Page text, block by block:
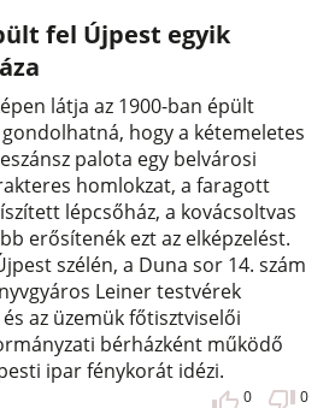
fel Újpest egyik
látja az 1900-ban épült
hogy a kétemeletes
palota egy belvárosi
homlokzat, a faragott
lépcsőház, a kovácsoltvas
erősítenék ezt az elképzelést.
szélén, a Duna sor 14. szám
Leiner testvérek
az üzemük főtisztviselői
bérházként működő
ipar fénykorát idézi.
0 0